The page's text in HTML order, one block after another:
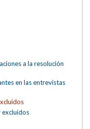
a la resolución
en las entrevistas
excluidos